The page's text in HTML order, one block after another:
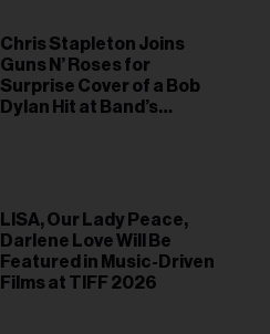
Chris Stapleton Joins
Guns N’ Roses for
Surprise Cover of a Bob
Dylan Hit at Band’s
LISA, Our Lady Peace,
Darlene Love Will Be
Featured in Music-Driven
Films at TIFF 2026